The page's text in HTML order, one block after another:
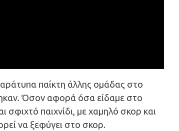
παίκτη άλλης ομάδας στο
Όσον αφορά όσα είδαμε στο
σφιχτό παιχνίδι, με χαμηλό σκορ και
να ξεφύγει στο σκορ.